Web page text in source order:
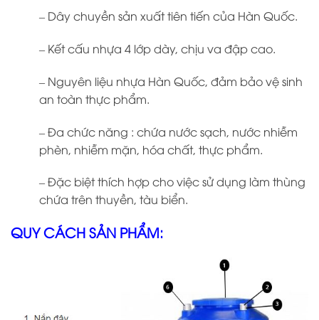
– Dây chuyền sản xuất tiên tiến của Hàn Quốc.
– Kết cấu nhựa 4 lớp dày, chịu va đập cao.
– Nguyên liệu nhựa Hàn Quốc, đảm bảo vệ sinh
an toàn thực phẩm.
– Đa chức năng : chứa nước sạch, nước nhiễm
phèn, nhiễm mặn, hóa chất, thực phẩm.
– Đặc biệt thích hợp cho việc sử dụng làm thùng
chứa trên thuyền, tàu biển.
QUY CÁCH SẢN PHẨM: